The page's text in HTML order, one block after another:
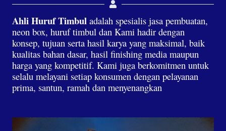
Ahli Huruf Timbul adalah spesialis jasa pembuatan,
neon box, huruf timbul dan Kami hadir dengan
konsep, tujuan serta hasil karya yang maksimal, baik
kualitas bahan dasar, hasil finishing media maupun
harga yang kompetitif. Kami juga berkomitmen untuk
selalu melayani setiap konsumen dengan pelayanan
prima, santun, ramah dan menyenangkan